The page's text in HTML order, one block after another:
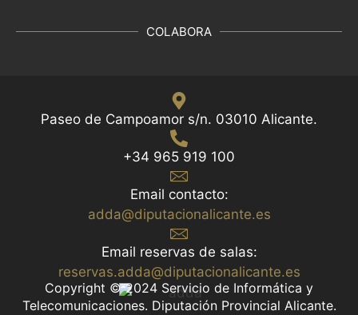
COLABORA
Paseo de Campoamor s/n. 03010 Alicante.
+34 965 919 100
Email contacto:
adda@diputacionalicante.es
Email reservas de salas:
reservas.adda@diputacionalicante.es
Copyright © 2024 Servicio de Informática y
Telecomunicaciones. Diputación Provincial Alicante.